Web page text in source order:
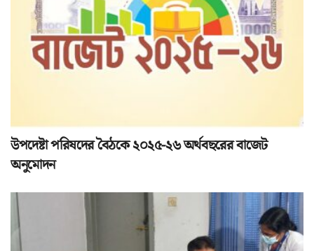
উপদেষ্টা পরিষদের বৈঠকে ২০২৫-২৬ অর্থবছরের বাজেট
অনুমোদন